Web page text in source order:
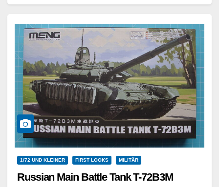
1/72 UND KLEINER FIRST LOOKS MILITÄR
Russian Main Battle Tank T-72B3M